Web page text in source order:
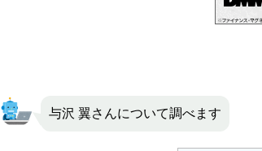
与沢 翼さんについて調べます